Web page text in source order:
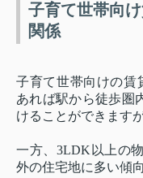
子育て世帯向
関係
子育て世帯向けの賃
あれば駅から徒歩圏
けることができます
一方、3LDK以上の
外の住宅地に多い傾